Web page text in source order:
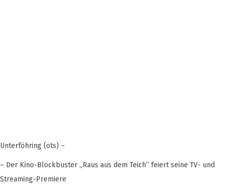
Unterföhring (ots) –
– Der Kino-Blockbuster „Raus aus dem Teich“ feiert seine TV- und
Streaming-Premiere